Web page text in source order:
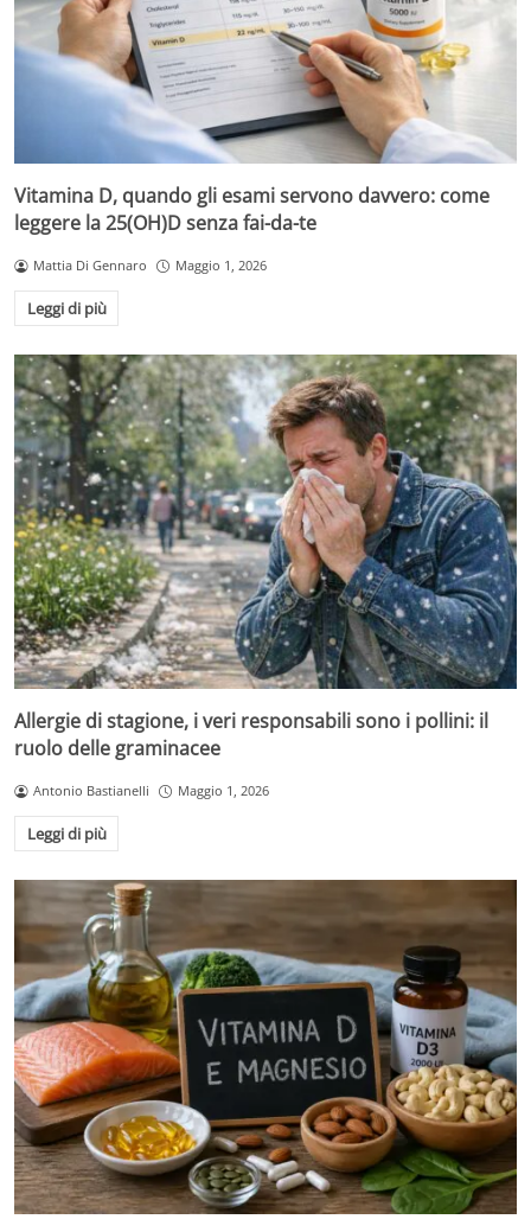
Vitamina D, quando gli esami servono davvero: come
leggere la 25(OH)D senza fai-da-te
Mattia Di Gennaro Maggio 1, 2026
Leggi di più
Allergie di stagione, i veri responsabili sono i pollini: il
ruolo delle graminacee
Antonio Bastianelli Maggio 1, 2026
Leggi di più